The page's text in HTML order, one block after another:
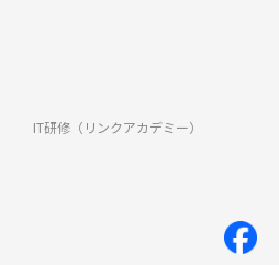
IT研修（リンクアカデミー）